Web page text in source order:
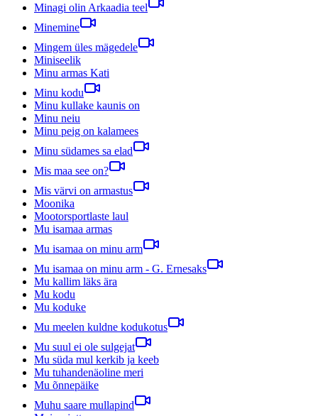
Minagi olin Arkaadia teel
Minemine
Mingem üles mägedele
Miniseelik
Minu armas Kati
Minu kodu
Minu kullake kaunis on
Minu neiu
Minu peig on kalamees
Minu südames sa elad
Mis maa see on?
Mis värvi on armastus
Moonika
Mootorsportlaste laul
Mu isamaa armas
Mu isamaa on minu arm
Mu isamaa on minu arm - G. Ernesaks
Mu kallim läks ära
Mu kodu
Mu koduke
Mu meelen kuldne kodukotus
Mu suul ei ole sulgejat
Mu süda mul kerkib ja keeb
Mu tuhandenäoline meri
Mu õnnepäike
Muhu saare mullapind